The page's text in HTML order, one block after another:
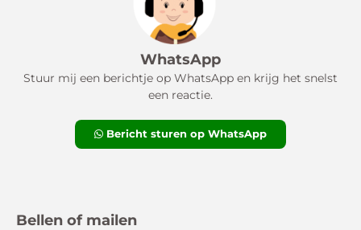
WhatsApp
Stuur mij een berichtje op WhatsApp en krijg het snelst
een reactie.
Bericht sturen op WhatsApp
Bellen of mailen